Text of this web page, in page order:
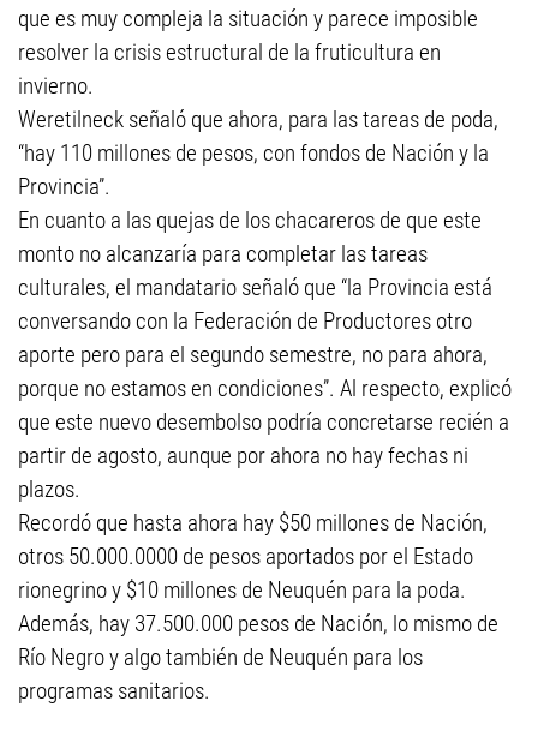
que es muy compleja la situación y parece imposible
resolver la crisis estructural de la fruticultura en
invierno.
Weretilneck señaló que ahora, para las tareas de poda,
“hay 110 millones de pesos, con fondos de Nación y la
Provincia”.
En cuanto a las quejas de los chacareros de que este
monto no alcanzaría para completar las tareas
culturales, el mandatario señaló que “la Provincia está
conversando con la Federación de Productores otro
aporte pero para el segundo semestre, no para ahora,
porque no estamos en condiciones”. Al respecto, explicó
que este nuevo desembolso podría concretarse recién a
partir de agosto, aunque por ahora no hay fechas ni
plazos.
Recordó que hasta ahora hay $50 millones de Nación,
otros 50.000.0000 de pesos aportados por el Estado
rionegrino y $10 millones de Neuquén para la poda.
Además, hay 37.500.000 pesos de Nación, lo mismo de
Río Negro y algo también de Neuquén para los
programas sanitarios.